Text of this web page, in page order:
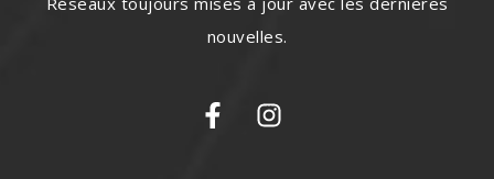
nouvelles.